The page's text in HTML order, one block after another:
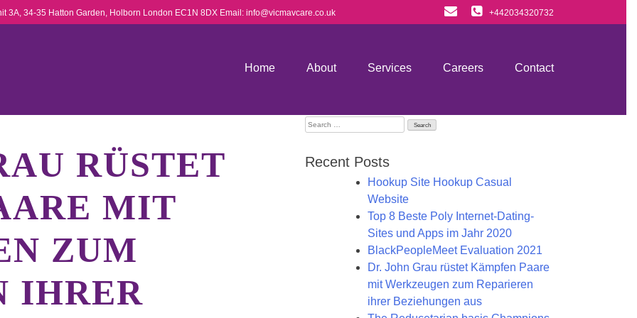
3A, 34-35 Hatton Garden, Holborn London EC1N 8DX Email: info@vicmavcare.co.uk +442034320732
Home About Services Careers Contact
RÜSTET
MIT
ZUM
IHRER
Search
Recent Posts
Hookup Site Hookup Casual
Website
Top 8 Beste Poly Internet-Dating-
Sites und Apps im Jahr 2020
BlackPeopleMeet Evaluation 2021
Dr. John Grau rüstet Kämpfen Paare
mit Werkzeugen zum Reparieren
ihrer Beziehungen aus